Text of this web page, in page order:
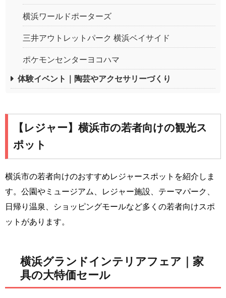
横浜ワールドポーターズ
三井アウトレットパーク 横浜ベイサイド
ポケモンセンターヨコハマ
体験イベント｜陶芸やアクセサリーづくり
【レジャー】横浜市の若者向けの観光ス
ポット
横浜市の若者向けのおすすめレジャースポットを紹介しま
す。公園やミュージアム、レジャー施設、テーマパーク、
日帰り温泉、ショッピングモールなど多くの若者向けスポ
ットがあります。
横浜グランドインテリアフェア｜家
具の大特価セール